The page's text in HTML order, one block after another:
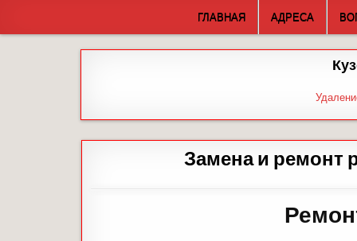
content
ГЛАВНАЯ АДРЕСА
Замена и ремонт